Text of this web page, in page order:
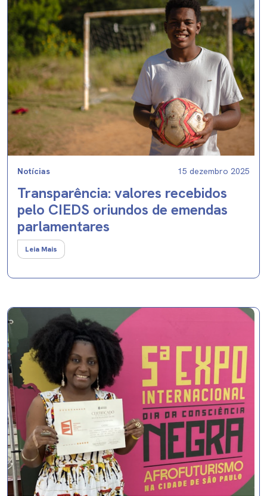
Notícias 15 dezembro 2025
Transparência: valores recebidos
pelo CIEDS oriundos de emendas
parlamentares
Leia Mais